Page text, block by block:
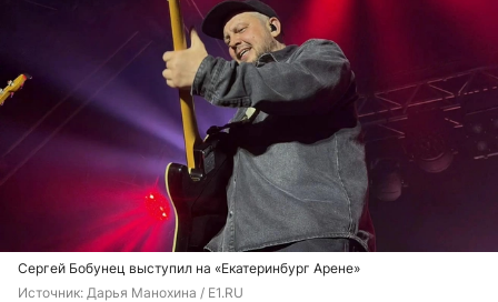
Сергей Бобунец выступил на «Екатеринбург Арене»
Источник: Дарья Манохина / E1.RU